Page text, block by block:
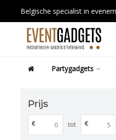
Belgische specialist in
Partygadgets
Prijs
€ tot €